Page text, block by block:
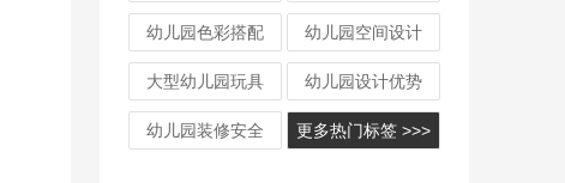
幼儿园色彩搭配 幼儿园空间设计
大型幼儿园玩具 幼儿园设计优势
幼儿园装修安全 更多热门标签 >>>